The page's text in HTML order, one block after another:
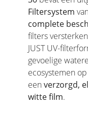
Filtersystem
complete
filters
JUST UV-
gevoelige
ecosystemen
eenverzorgd,
witte film.